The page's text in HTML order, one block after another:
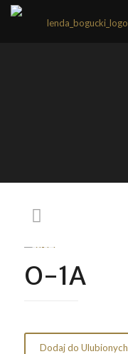
O-1A
Dodaj do Ulubionych